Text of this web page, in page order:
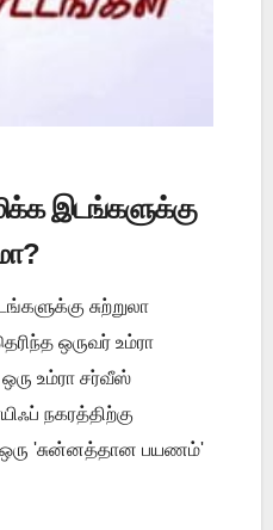
இடங்களுக்கு
சுற்றுலா
ஒருவர் உம்ரா
உம்ரா சர்வீஸ்
நகரத்திற்கு
'சுன்னத்தான பயணம்'